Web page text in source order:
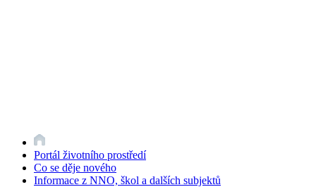
Portál životního prostředí
Co se děje nového
Informace z NNO, škol a dalších subjektů